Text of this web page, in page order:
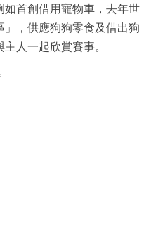
首創借用寵物車，去年世
，供應狗狗零食及借出狗
人一起欣賞賽事。